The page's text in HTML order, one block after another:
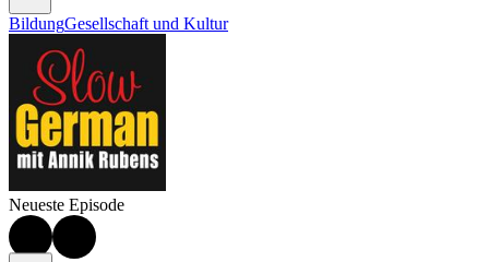
BildungGesellschaft und Kultur
Neueste Episode